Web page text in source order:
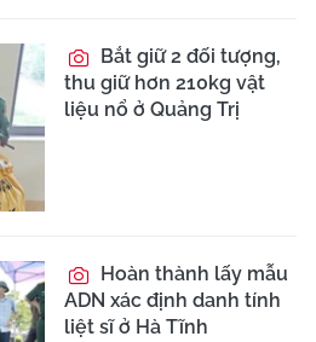
Bắt giữ 2 đối tượng,
thu giữ hơn 210kg vật
liệu nổ ở Quảng Trị
Hoàn thành lấy mẫu
ADN xác định danh tính
liệt sĩ ở Hà Tĩnh